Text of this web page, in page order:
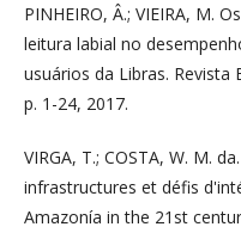
PINHEIRO, Â.; VIEIRA, M.
leitura labial no
usuários da Libras. Revista
p. 1-24, 2017.
VIRGA, T.; COSTA, W. M.
infrastructures et défis
Amazonía in the 21st